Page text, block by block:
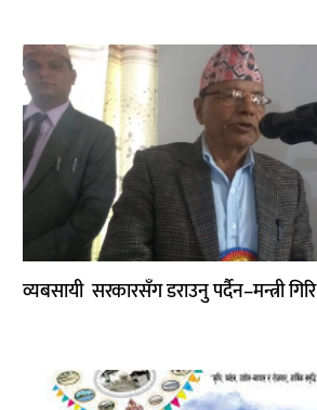
व्यबसायी सरकारसँग डराउनु पर्दैन–मन्त्री गिरि